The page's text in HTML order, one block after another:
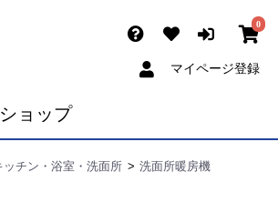
0
マイページ登録
ョップ
ッチン・浴室・洗面所
洗面所暖房機